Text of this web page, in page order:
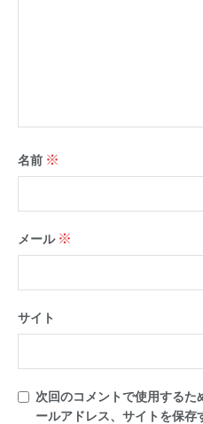
名前 ※
メール ※
サイト
次回のコメントで使用するた
ールアドレス、サイトを保存